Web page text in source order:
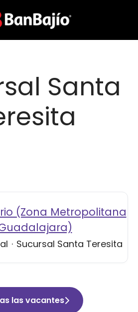
Santa
(Zona Metropolitana
· Sucursal Santa Teresita
las vacantes